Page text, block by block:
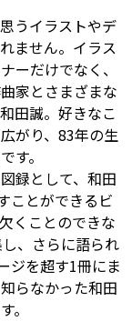
うイラストやデ
ません。イラス
ーだけでなく、
家とさまざまな
田誠。好きなこ
がり、83年の生
す。
録として、和田
ことができるビ
くことのできな
、さらに語られ
ジを超す1冊にま
らなかった和田
。